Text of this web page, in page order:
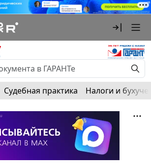
Судебная практика Налоги и